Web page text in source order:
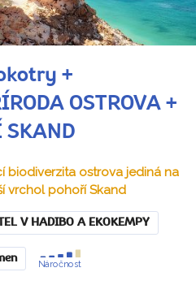
+
OSTROVA +
SKAND
biodiverzita ostrova jediná na
vrchol pohoří Skand
V HADIBO A EKOKEMPY
Náročnost